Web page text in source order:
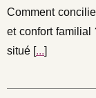
Comment
et confort
situé [...]